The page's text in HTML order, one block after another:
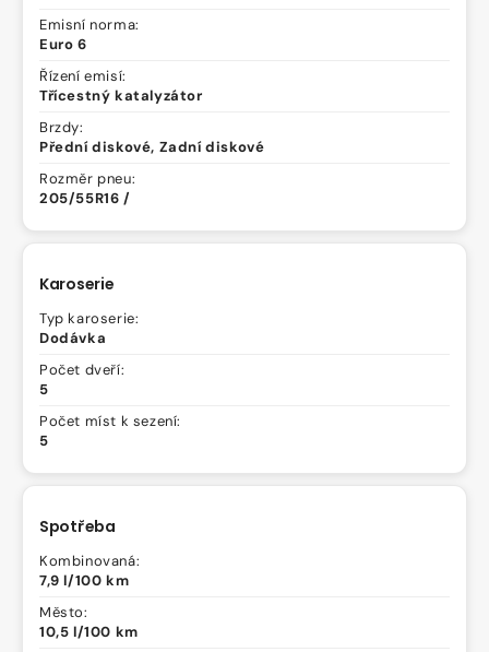
Emisní norma:
Euro 6
Řízení emisí:
Třícestný katalyzátor
Brzdy:
Přední diskové, Zadní diskové
Rozměr pneu:
205/55R16 /
Karoserie
Typ karoserie:
Dodávka
Počet dveří:
5
Počet míst k sezení:
5
Spotřeba
Kombinovaná:
7,9 l/100 km
Město:
10,5 l/100 km